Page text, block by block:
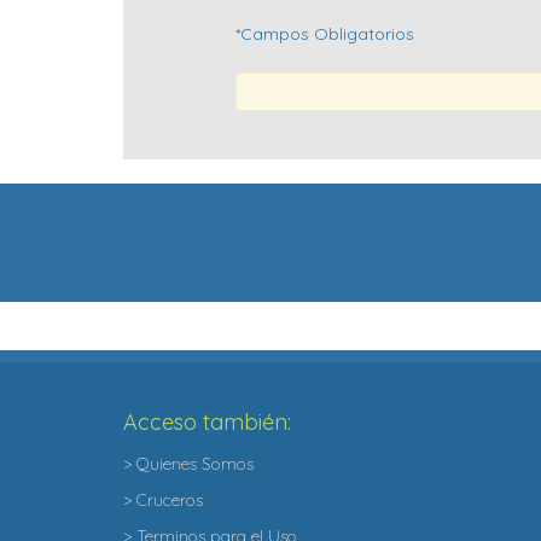
*Campos Obligatorios
Acceso también:
> Quienes Somos
> Cruceros
> Terminos para el Uso